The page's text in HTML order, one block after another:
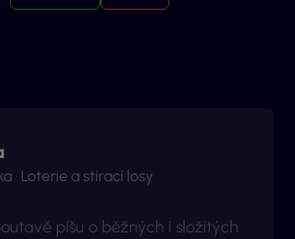
· Loterie a stírací losy
píšu o běžných i složitých